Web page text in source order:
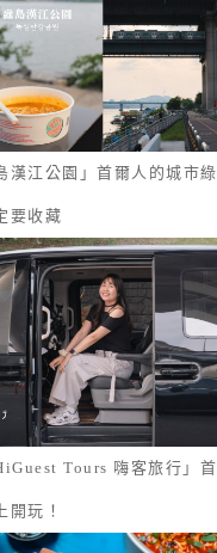
漢江公園」首爾人的城市綠
要收藏
Tours 嗨客旅行」首
開玩！